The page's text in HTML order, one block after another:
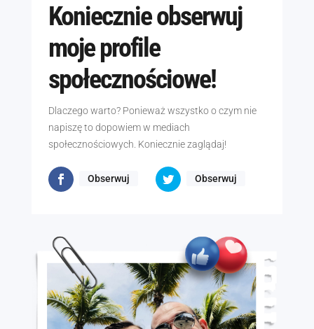
Koniecznie obserwuj
moje profile
społecznościowe!
Dlaczego warto? Ponieważ wszystko o czym nie
napiszę to dopowiem w mediach
społecznościowych. Koniecznie zaglądaj!
Obserwuj Obserwuj